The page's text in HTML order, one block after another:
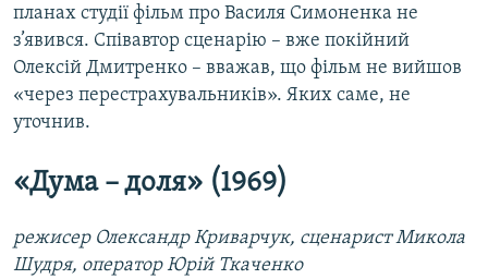
планах студії фільм про Василя Симоненка не
з’явився. Співавтор сценарію – вже покійний
Олексій Дмитренко – вважав, що фільм не вийшов
«через перестрахувальників». Яких саме, не
уточнив.
«Дума – доля» (1969)
режисер Олександр Криварчук, сценарист Микола
Шудря, оператор Юрій Ткаченко